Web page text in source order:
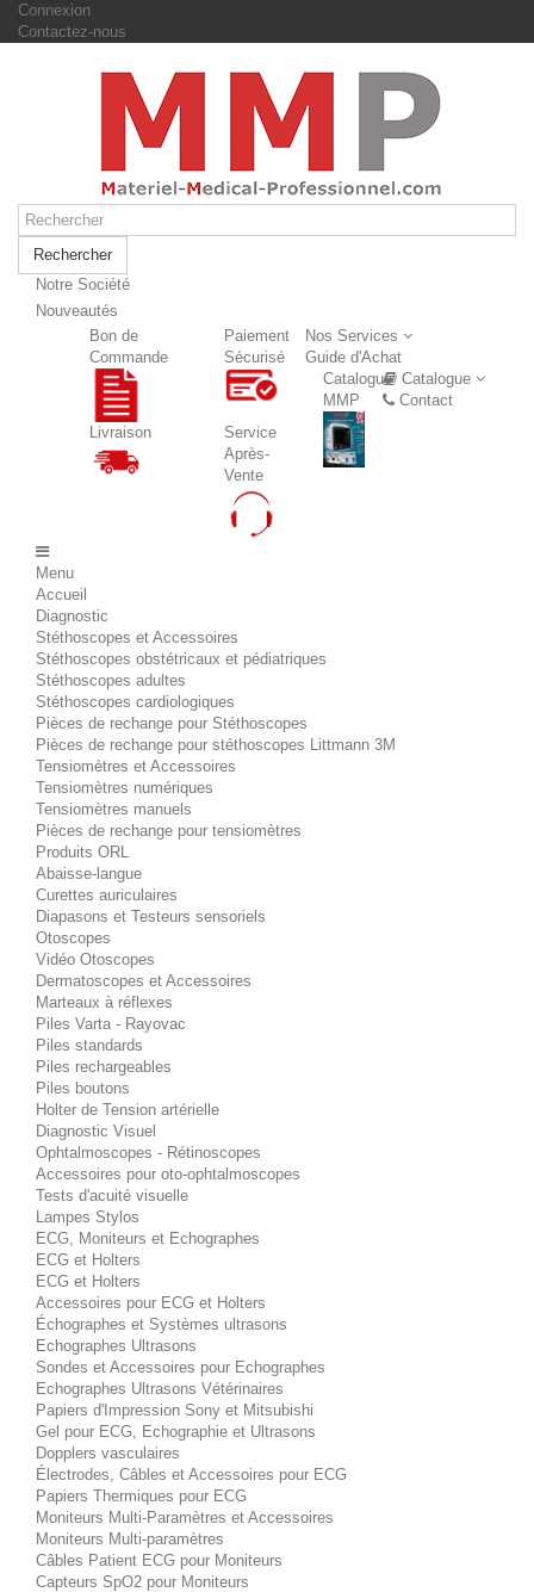
Connexion
Contactez-nous
Rechercher
Notre Société
Nouveautés
Nos Services
Bon de
Commande
Paiement
Sécurisé
Livraison
Service
Après-
Vente
Guide d'Achat
Catalogue
Catalogue
MMP
Contact
Menu
Accueil
Diagnostic
Stéthoscopes et Accessoires
Stéthoscopes obstétricaux et pédiatriques
Stéthoscopes adultes
Stéthoscopes cardiologiques
Pièces de rechange pour Stéthoscopes
Pièces de rechange pour stéthoscopes Littmann 3M
Tensiomètres et Accessoires
Tensiomètres numériques
Tensiomètres manuels
Pièces de rechange pour tensiomètres
Produits ORL
Abaisse-langue
Curettes auriculaires
Diapasons et Testeurs sensoriels
Otoscopes
Vidéo Otoscopes
Dermatoscopes et Accessoires
Marteaux à réflexes
Piles Varta - Rayovac
Piles standards
Piles rechargeables
Piles boutons
Holter de Tension artérielle
Diagnostic Visuel
Ophtalmoscopes - Rétinoscopes
Accessoires pour oto-ophtalmoscopes
Tests d'acuité visuelle
Lampes Stylos
ECG, Moniteurs et Echographes
ECG et Holters
ECG et Holters
Accessoires pour ECG et Holters
Échographes et Systèmes ultrasons
Echographes Ultrasons
Sondes et Accessoires pour Echographes
Echographes Ultrasons Vétérinaires
Papiers d'Impression Sony et Mitsubishi
Gel pour ECG, Echographie et Ultrasons
Dopplers vasculaires
Électrodes, Câbles et Accessoires pour ECG
Papiers Thermiques pour ECG
Moniteurs Multi-Paramètres et Accessoires
Moniteurs Multi-paramètres
Câbles Patient ECG pour Moniteurs
Capteurs SpO2 pour Moniteurs